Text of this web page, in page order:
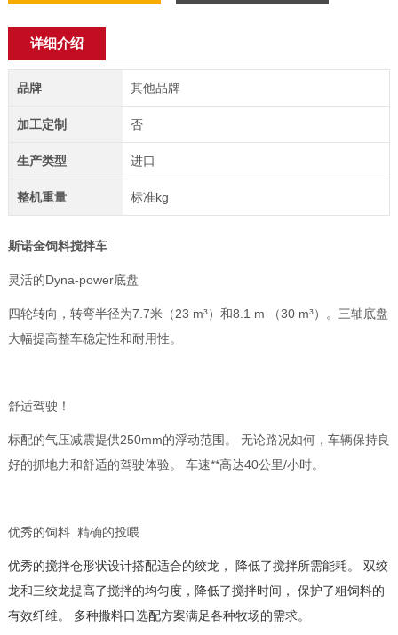
详细介绍
品牌 其他品牌
加工定制 否
生产类型 进口
整机重量 标准kg
斯诺金饲料搅拌车
灵活的Dyna-power底盘
四轮转向，转弯半径为7.7米（23 m³）和8.1 m （30 m³）。三轴底盘
大幅提高整车稳定性和耐用性。
舒适驾驶！
标配的气压减震提供250mm的浮动范围。 无论路况如何，车辆保持良
好的抓地力和舒适的驾驶体验。 车速**高达40公里/小时。
优秀的饲料 精确的投喂
优秀的搅拌仓形状设计搭配适合的绞龙， 降低了搅拌所需能耗。 双绞
龙和三绞龙提高了搅拌的均匀度，降低了搅拌时间， 保护了粗饲料的
有效纤维。 多种撒料口选配方案满足各种牧场的需求。